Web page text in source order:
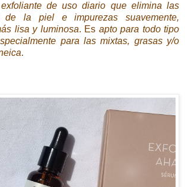
de uso diario que elimina las
de la piel e impurezas suavemente,
lisa y luminosa. Es apto para todo tipo
para las mixtas, grasas y/o
.